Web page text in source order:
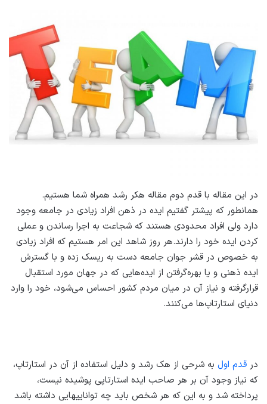
در این مقاله با قدم دوم مقاله هکر رشد همراه شما هستیم.
همانطور که پیشتر گفتیم ایده در ذهن افراد زیادی در جامعه وجود
دارد ولی افراد محدودی هستند که شجاعت به اجرا رساندن و عملی
کردن ایده خود را دارند.هر روز شاهد این امر هستیم که افراد زیادی
به خصوص در قشر جوان جامعه دست به ریسک زده و با گسترش
ایده ذهنی و یا بهره‌گرفتن از ایده‌هایی که در جهان مورد استقبال
قرارگرفته و نیاز آن در میان مردم کشور احساس می‌شود، خود را وارد
دنیای استارتاپ‌ها می‌کنند.
در قدم اول به شرحی از هک رشد و دلیل استفاده از آن در استارتاپ،
که نیاز وجود آن بر هر صاحب ایده استارتاپی پوشیده نیست،
پرداخته شد و به این که هر شخص باید چه توانایی­هایی داشته باشد